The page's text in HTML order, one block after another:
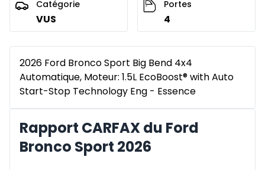
Catégorie
VUS
Portes
4
2026 Ford Bronco Sport Big Bend 4x4
Automatique, Moteur: 1.5L EcoBoost® with Auto
Start-Stop Technology Eng - Essence
Rapport CARFAX du Ford
Bronco Sport 2026